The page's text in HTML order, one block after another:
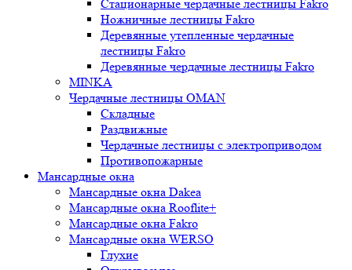
Стационарные чердачные лестницы Fakro
Ножничные лестницы Fakro
Деревянные утепленные чердачные
лестницы Fakro
Деревянные чердачные лестницы Fakro
MINKA
Чердачные лестницы OMAN
Складные
Раздвижные
Чердачные лестницы с электроприводом
Противопожарные
Мансардные окна
Мансардные окна Dakea
Мансардные окна Rooflite+
Мансардные окна Fakro
Мансардные окна WERSO
Глухие